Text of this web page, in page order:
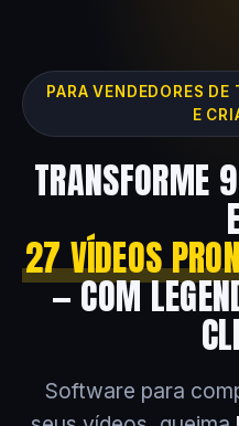
PARA VENDEDORES
E
TRANSFORME
27 VÍDEOS
— COM
Software para